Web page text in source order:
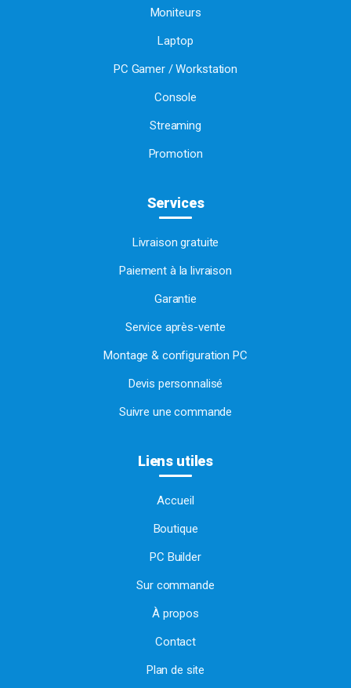
Moniteurs
Laptop
PC Gamer / Workstation
Console
Streaming
Promotion
Services
Livraison gratuite
Paiement à la livraison
Garantie
Service après-vente
Montage & configuration PC
Devis personnalisé
Suivre une commande
Liens utiles
Accueil
Boutique
PC Builder
Sur commande
À propos
Contact
Plan de site